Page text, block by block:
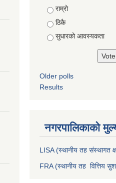
राम्रो
ठिकै
सुधारको आवस्यकता
Older polls
Results
नगरपालिकाको
LISA (स्थानीय तह संस्थागत
FRA (स्थानीय तह वित्तिय